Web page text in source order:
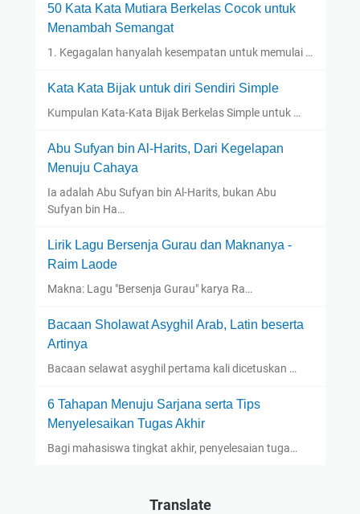
50 Kata Kata Mutiara Berkelas Cocok untuk
Menambah Semangat
1. Kegagalan hanyalah kesempatan untuk memulai …
Kata Kata Bijak untuk diri Sendiri Simple
Kumpulan Kata-Kata Bijak Berkelas Simple untuk …
Abu Sufyan bin Al-Harits, Dari Kegelapan
Menuju Cahaya
Ia adalah Abu Sufyan bin Al-Harits, bukan Abu
Sufyan bin Ha…
Lirik Lagu Bersenja Gurau dan Maknanya -
Raim Laode
Makna: Lagu "Bersenja Gurau" karya Ra…
Bacaan Sholawat Asyghil Arab, Latin beserta
Artinya
Bacaan selawat asyghil pertama kali dicetuskan …
6 Tahapan Menuju Sarjana serta Tips
Menyelesaikan Tugas Akhir
Bagi mahasiswa tingkat akhir, penyelesaian tuga…
Translate